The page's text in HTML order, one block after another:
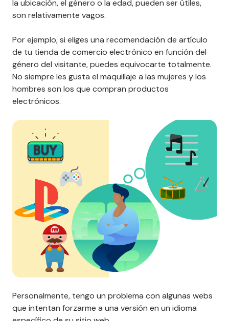
la ubicación, el género o la edad, pueden ser útiles,
son relativamente vagos.
Por ejemplo, si eliges una recomendación de artículo
de tu tienda de comercio electrónico en función del
género del visitante, puedes equivocarte totalmente.
No siempre les gusta el maquillaje a las mujeres y los
hombres son los que compran productos
electrónicos.
Personalmente, tengo un problema con algunas webs
que intentan forzarme a una versión en un idioma